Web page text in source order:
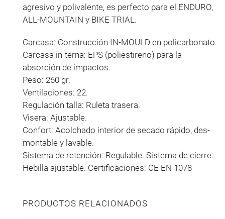
agresivo y polivalente, es perfecto para el ENDURO,
ALL-MOUNTAIN y BIKE TRIAL.
Carcasa: Construcción IN-MOULD en policarbonato.
Carcasa in-terna: EPS (poliestireno) para la
absorción de impactos.
Peso: 260 gr.
Ventilaciones: 22.
Regulación talla: Ruleta trasera.
Visera: Ajustable.
Confort: Acolchado interior de secado rápido, des-
montable y lavable.
Sistema de retención: Regulable. Sistema de cierre:
Hebilla ajustable. Certificaciones: CE EN 1078
PRODUCTOS RELACIONADOS